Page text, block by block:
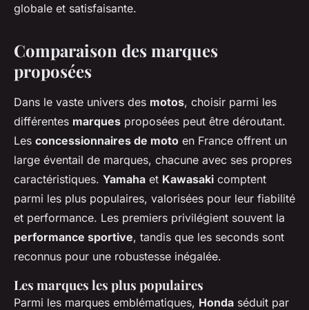
globale et satisfaisante.
Comparaison des marques
proposées
Dans le vaste univers des motos, choisir parmi les
différentes marques proposées peut être déroutant.
Les concessionnaires de moto en France offrent un
large éventail de marques, chacune avec ses propres
caractéristiques. Yamaha et Kawasaki comptent
parmi les plus populaires, valorisées pour leur fiabilité
et performance. Les premiers privilégient souvent la
performance sportive, tandis que les seconds sont
reconnus pour une robustesse inégalée.
Les marques les plus populaires
Parmi les marques emblématiques, Honda séduit par